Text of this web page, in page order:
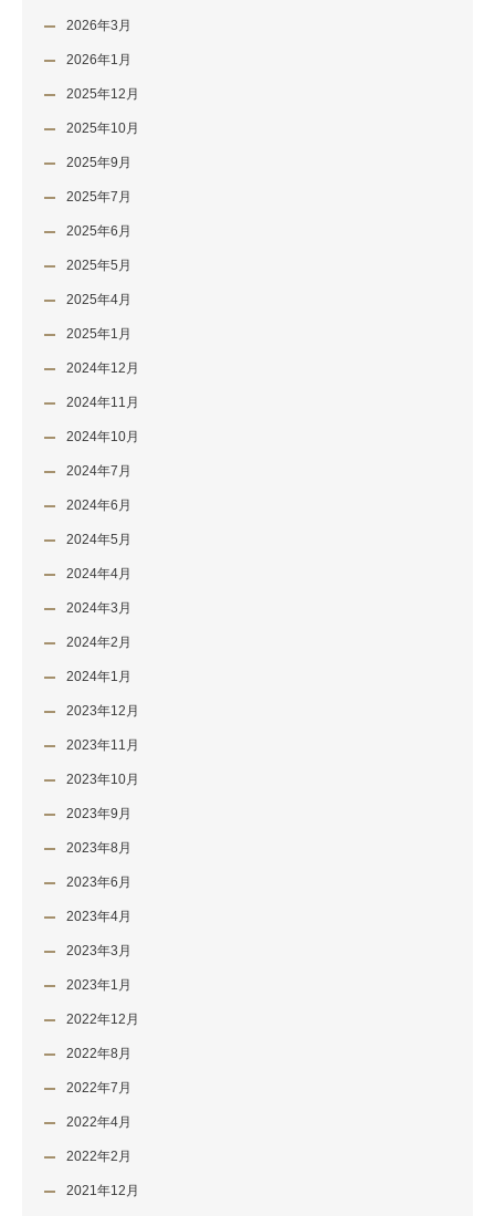
2026年3月
2026年1月
2025年12月
2025年10月
2025年9月
2025年7月
2025年6月
2025年5月
2025年4月
2025年1月
2024年12月
2024年11月
2024年10月
2024年7月
2024年6月
2024年5月
2024年4月
2024年3月
2024年2月
2024年1月
2023年12月
2023年11月
2023年10月
2023年9月
2023年8月
2023年6月
2023年4月
2023年3月
2023年1月
2022年12月
2022年8月
2022年7月
2022年4月
2022年2月
2021年12月